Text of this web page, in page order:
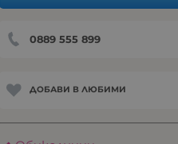
0889 555 899
ДОБАВИ В ЛЮБИМИ